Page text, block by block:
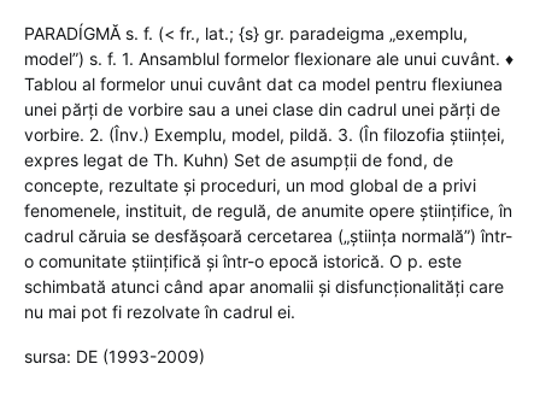
PARADÍGMĂ s. f. (< fr., lat.; {s} gr. paradeigma „exemplu,
model”) s. f. 1. Ansamblul formelor flexionare ale unui cuvânt. ♦
Tablou al formelor unui cuvânt dat ca model pentru flexiunea
unei părți de vorbire sau a unei clase din cadrul unei părți de
vorbire. 2. (Înv.) Exemplu, model, pildă. 3. (În filozofia științei,
expres legat de Th. Kuhn) Set de asumpții de fond, de
concepte, rezultate și proceduri, un mod global de a privi
fenomenele, instituit, de regulă, de anumite opere științifice, în
cadrul căruia se desfășoară cercetarea („știința normală”) într-
o comunitate științifică și într-o epocă istorică. O p. este
schimbată atunci când apar anomalii și disfuncționalități care
nu mai pot fi rezolvate în cadrul ei.
sursa: DE (1993-2009)